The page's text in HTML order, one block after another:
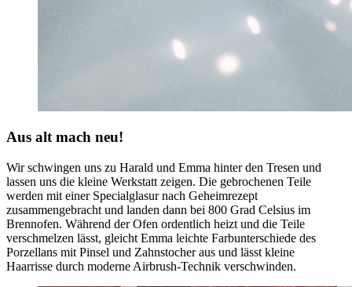
Aus alt mach neu!
Wir schwingen uns zu Harald und Emma hinter den Tresen und
lassen uns die kleine Werkstatt zeigen. Die gebrochenen Teile
werden mit einer Specialglasur nach Geheimrezept
zusammengebracht und landen dann bei 800 Grad Celsius im
Brennofen. Während der Ofen ordentlich heizt und die Teile
verschmelzen lässt, gleicht Emma leichte Farbunterschiede des
Porzellans mit Pinsel und Zahnstocher aus und lässt kleine
Haarrisse durch moderne Airbrush-Technik verschwinden.